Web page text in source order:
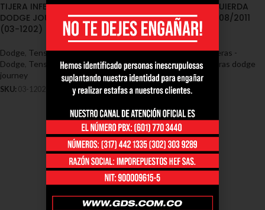
TIJERA INFERIOR DERECHA
DODGE JOURNEY 2008/2011
(03-1202)
Dodge Tensores y Tijeras -
Dodge Tensores y tijeras dodge
journey
SKU: 03-1202
TIJERA INFERIOR IZQUIERDA
DODGE JOURNEY 2008/2011
(03-1203)
Dodge,Tensores y Tijeras -
Dodge,Tensores y tijeras dodge
journey
SKU:03-1203